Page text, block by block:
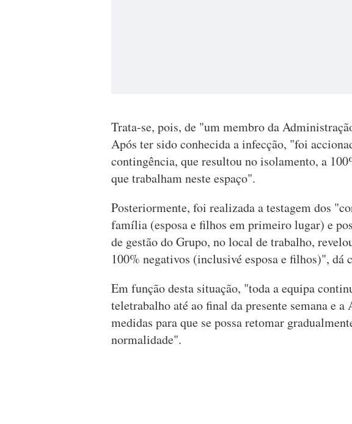
Trata-se, pois, de "um membro da
Após ter sido conhecida a infecção, "foi
contingência, que resultou no isolamento, a
que trabalham neste espaço".
Posteriormente, foi realizada a testagem dos
família (esposa e filhos em primeiro lugar) e
de gestão do Grupo, no local de trabalho,
100% negativos (inclusivé esposa e filhos)", dá
Em função desta situação, "toda a equipa
teletrabalho até ao final da presente semana e
medidas para que se possa retomar
normalidade".